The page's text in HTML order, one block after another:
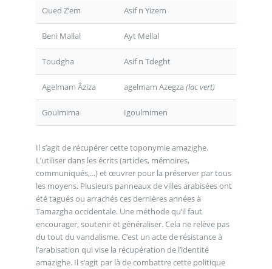
Oued Z’em Asif n Yizem
Beni Mallal Ayt Mellal
Toudgha Asif n Tdeght
Agelmam Âziza agelmam Azegza (lac vert)
Goulmima Igoulmimen
Il s’agit de récupérer cette toponymie amazighe.
L’utiliser dans les écrits (articles, mémoires,
communiqués,...) et œuvrer pour la préserver par tous
les moyens. Plusieurs panneaux de villes arabisées ont
été tagués ou arrachés ces dernières années à
Tamazgha occidentale. Une méthode qu’il faut
encourager, soutenir et généraliser. Cela ne relève pas
du tout du vandalisme. C’est un acte de résistance à
l’arabisation qui vise la récupération de l’identité
amazighe. Il s’agit par là de combattre cette politique